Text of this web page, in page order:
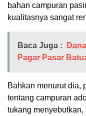
bahan campuran
kualitasnya sangat
Baca Juga :
Pagar Pasar
Bahkan menurut dia,
tentang campuran
tukang